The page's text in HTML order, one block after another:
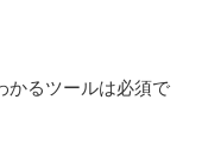
かるツールは必須で